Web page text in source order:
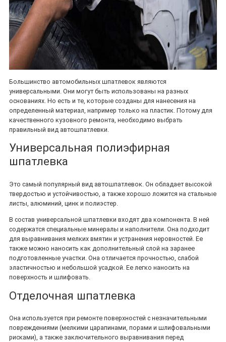
Большинство автомобильных шпатлевок являются
универсальными. Они могут быть использованы на разных
основаниях. Но есть и те, которые созданы для нанесения на
определенный материал, например только на пластик. Потому для
качественного кузовного ремонта, необходимо выбрать
правильный вид автошпатлевки.
Универсальная полиэфирная
шпатлевка
Это самый популярный вид автошпатлевок. Он обладает высокой
твердостью и устойчивостью, а также хорошо ложится на стальные
листы, алюминий, цинк и полиэстер.
В состав универсальной шпатлевки входят два компонента. В ней
содержатся специальные минералы и наполнители. Она подходит
для выравнивания мелких вмятин и устранения неровностей. Ее
также можно наносить как дополнительный слой на заранее
подготовленные участки. Она отличается прочностью, слабой
эластичностью и небольшой усадкой. Ее легко наносить на
поверхность и шлифовать.
Отделочная шпатлевка
Она используется при ремонте поверхностей с незначительными
повреждениями (мелкими царапинами, порами и шлифовальными
рисками), а также заключительного выравнивания перед